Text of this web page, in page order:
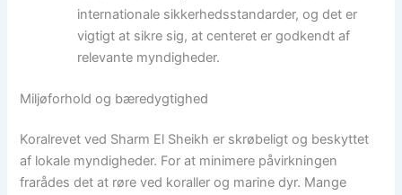
internationale sikkerhedsstandarder, og det er
vigtigt at sikre sig, at centeret er godkendt af
relevante myndigheder.
Miljøforhold og bæredygtighed
Koralrevet ved Sharm El Sheikh er skrøbeligt og beskyttet
af lokale myndigheder. For at minimere påvirkningen
frarådes det at røre ved koraller og marine dyr. Mange